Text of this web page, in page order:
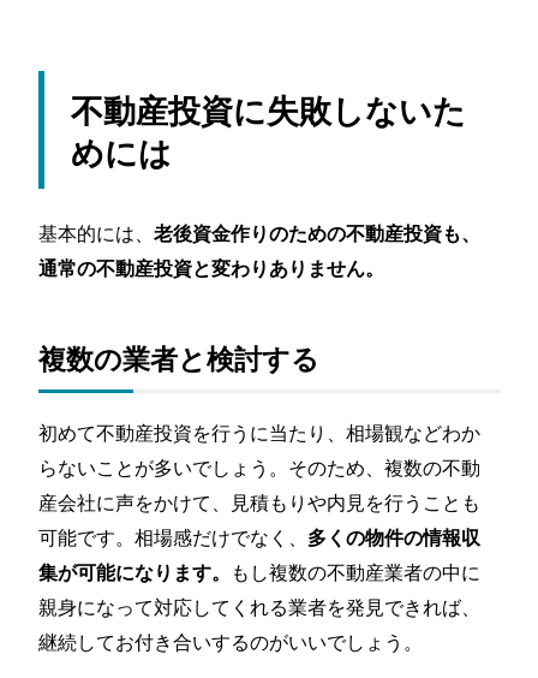
不動産投資に失敗しないた
めには
基本的には、老後資金作りのための不動産投資も、
通常の不動産投資と変わりありません。
複数の業者と検討する
初めて不動産投資を行うに当たり、相場観などわか
らないことが多いでしょう。そのため、複数の不動
産会社に声をかけて、見積もりや内見を行うことも
可能です。相場感だけでなく、 多くの物件の情報収
集が可能になります。 もし複数の不動産業者の中に
親身になって対応してくれる業者を発見できれば、
継続してお付き合いするのがいいでしょう。